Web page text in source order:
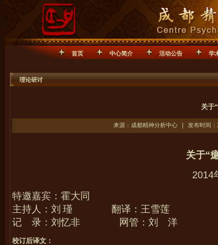
首页 中心简介 活动公告 学
理论研讨
关于
来源：成都精神分析中心 | 发布时间
关于“
2014
特邀嘉宾：霍大同
主持人：刘 瑾 翻译：王雪莲
记 录：刘忆非 网管：刘 洋
校订后译文：